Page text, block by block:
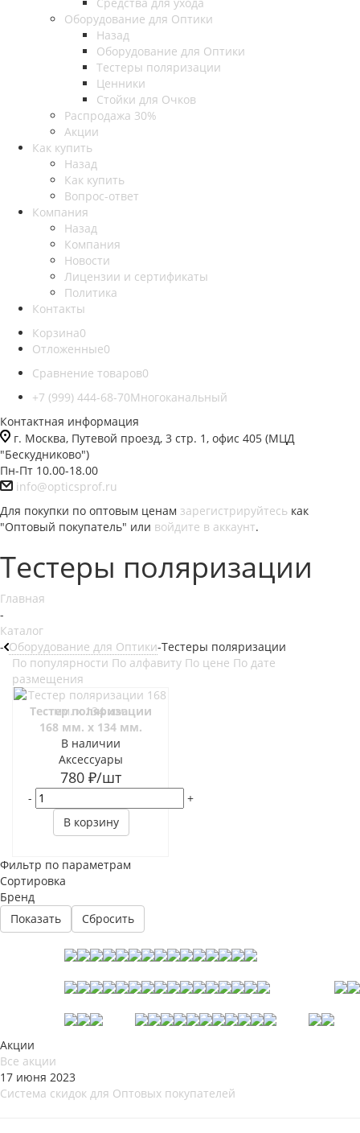
Оборудование для Оптики
Назад
Оборудование для Оптики
Тестеры поляризации
Ценники
Стойки для Очков
Распродажа 30%
Акции
Как купить
Назад
Как купить
Вопрос-ответ
Компания
Назад
Компания
Новости
Лицензии и сертификаты
Политика
Контакты
Корзина0
Отложенные0
Сравнение товаров0
+7 (999) 444-68-70Многоканальный
Контактная информация
г. Москва, Путевой проезд, 3 стр. 1, офис 405 (МЦД
"Бескудниково")
Пн-Пт 10.00-18.00
info@opticsprof.ru
Для покупки по оптовым ценам зарегистрируйтесь как
"Оптовый покупатель" или войдите в аккаунт.
Тестеры поляризации
Главная
-
Каталог
- Оборудование для Оптики-Тестеры поляризации
По популярности По алфавиту По цене По дате
размещения
Тестер поляризации
168 мм. x 134 мм.
В наличии
Аксессуары
780 ₽/шт
-
+
В корзину
Фильтр по параметрам
Сортировка
Бренд
Сбросить
Акции
Все акции
17 июня 2023
Система скидок для Оптовых покупателей